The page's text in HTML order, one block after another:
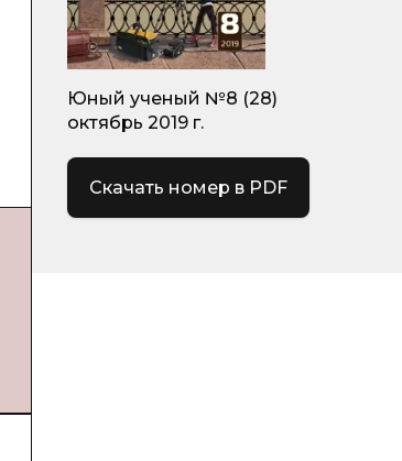
Юный ученый №8 (28)
октябрь 2019 г.
Скачать номер в PDF